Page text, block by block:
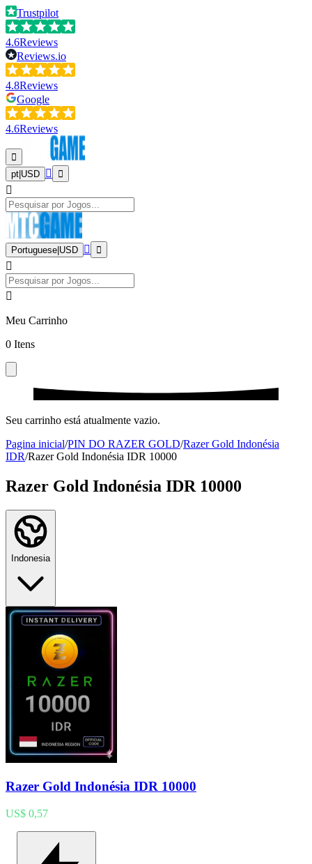
Trustpilot
4.6Reviews
Reviews.io
4.8Reviews
Google
4.6Reviews
pt USD
Portuguese USD
Meu Carrinho
0 Itens
Seu carrinho está atualmente vazio.
Pagina inicial/PIN DO RAZER GOLD/Razer Gold Indonésia
IDR/Razer Gold Indonésia IDR 10000
Razer Gold Indonésia IDR 10000
Indonesia
Razer Gold Indonésia IDR 10000
US$ 0,57